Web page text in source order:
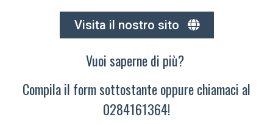
Visita il nostro sito
Vuoi saperne di più?
Compila il form sottostante oppure chiamaci al
0284161364!